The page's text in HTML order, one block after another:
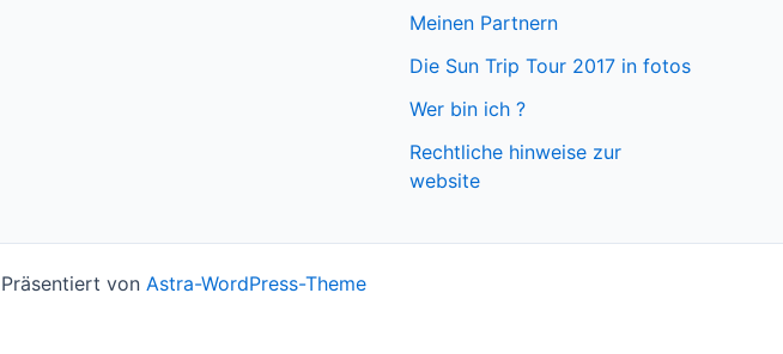
e
c
:
Meinen Partnern
Die Sun Trip Tour 2017 in fotos
Wer bin ich ?
Rechtliche hinweise zur
website
von Astra-WordPress-Theme